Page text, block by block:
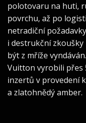
polotovaru na huti,
povrchu, až po
netradiční
i destrukční
být z mříže
Vuitton vyrobili přes
inzertů v provedení
a zlatohnědý amber.